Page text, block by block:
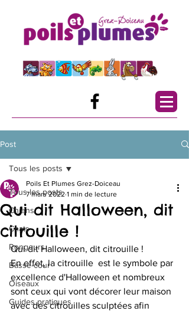
Post
Tous les posts
Chiens
Chats
Rongeurs
Basse-cour
Oiseaux
Guides pratiques
Tous les posts
Qui dit Halloween, dit
citrouille !
Poils Et Plumes Grez-Doiceau
7 mars 2022 1 min de lecture
Qui dit Halloween, dit citrouille !
En effet, la citrouille  est le symbole par
excellence d'Halloween et nombreux
sont ceux qui vont décorer leur maison
avec des citrouilles sculptées afin